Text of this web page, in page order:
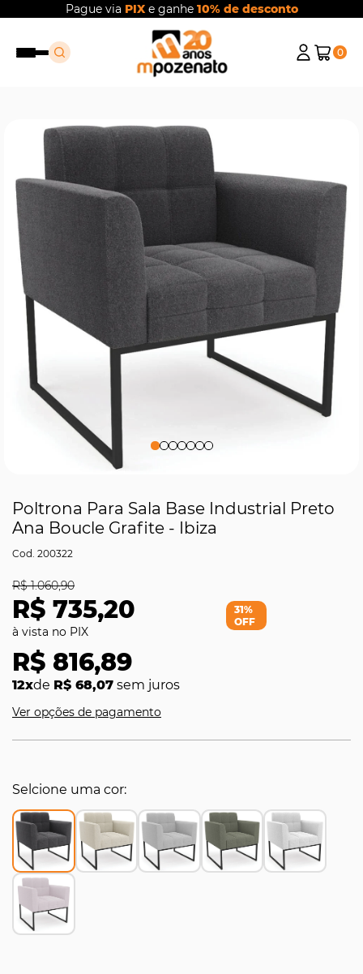
Pague via PIXe ganhe 10% de desconto
0
Poltrona Para Sala Base Industrial Preto
Ana Boucle Grafite - Ibiza
200322
R$ 735,20
R$ 1.060,90
R$ 816,89
12xde R$ 68,07 sem juros
31%
OFF
Ver opções de pagamento
Selcione uma cor